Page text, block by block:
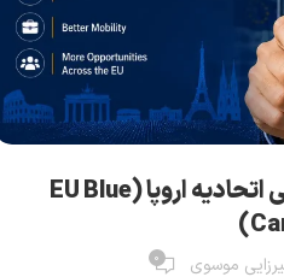
تغییرات جدید کارت آبی اتحادیه اروپا (EU Blue
موسوی 0